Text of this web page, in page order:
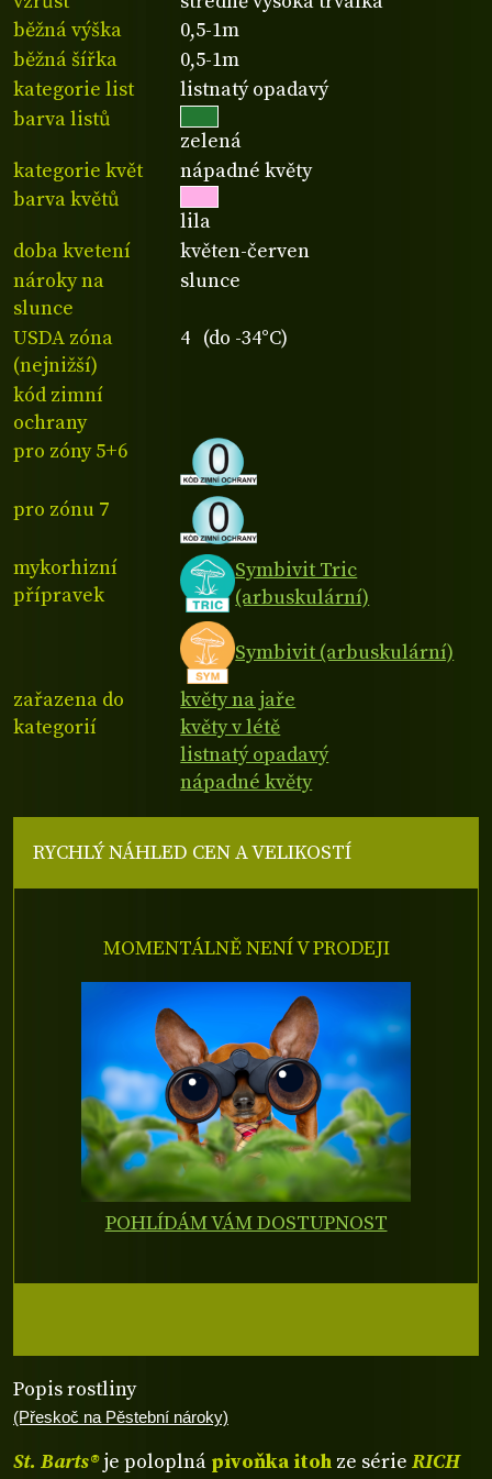
běžná výška
0,5-1m
běžná šířka
0,5-1m
kategorie list
listnatý opadavý
barva listů
zelená
kategorie květ
nápadné květy
barva květů
lila
doba kvetení
květen-červen
nároky na
slunce
slunce
USDA zóna
(nejnižší)
4 (do -34°C)
kód zimní
ochrany
pro zóny 5+6
pro zónu 7
mykorhizní
přípravek
Symbivit Tric
(arbuskulární)
Symbivit (arbuskulární)
zařazena do
kategorií
květy na jaře
květy v létě
listnatý opadavý
nápadné květy
Popis rostliny
(Přeskoč na Pěstební nároky)
St. Barts®je poloplná pivoňka itoh ze série RICH
RYCHLÝ NÁHLED CEN A VELIKOSTÍ
MOMENTÁLNĚ NENÍ V PRODEJI
POHLÍDÁM VÁM DOSTUPNOST